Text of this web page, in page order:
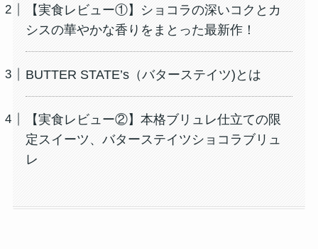
【実食レビュー①】ショコラの深いコクとカ
シスの華やかな香りをまとった最新作！
BUTTER STATE’s（バターステイツ)とは
【実食レビュー②】本格ブリュレ仕立ての限
定スイーツ、バターステイツショコラブリュ
レ